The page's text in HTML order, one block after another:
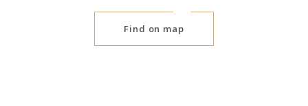
Find on map